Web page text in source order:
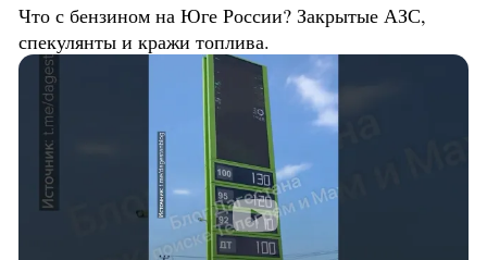
Что с бензином на Юге России? Закрытые АЗС,
спекулянты и кражи топлива.